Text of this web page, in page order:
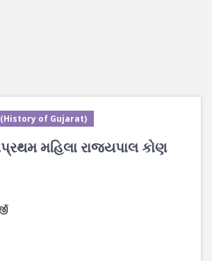
(History of Gujarat)
મહિલા રાજ્યપાલ કોણ